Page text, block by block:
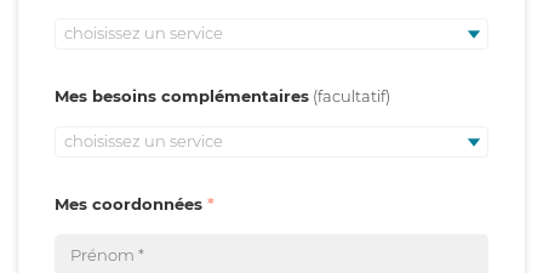
choisissez un service
Mes besoins complémentaires
choisissez un service
Mes coordonnées